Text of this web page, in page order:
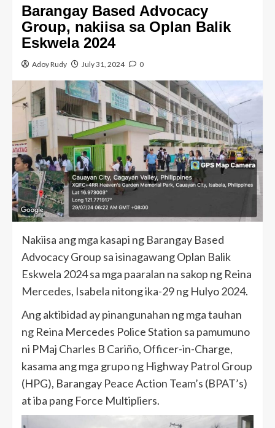
Barangay Based Advocacy
Group, nakiisa sa Oplan Balik
Eskwela 2024
Adoy Rudy July 31, 2024 0
Nakiisa ang mga kasapi ng Barangay Based
Advocacy Group sa isinagawang Oplan Balik
Eskwela 2024 sa mga paaralan na sakop ng Reina
Mercedes, Isabela nitong ika-29 ng Hulyo 2024.
Ang aktibidad ay pinangunahan ng mga tauhan
ng Reina Mercedes Police Station sa pamumuno
ni PMaj Charles B Cariño, Officer-in-Charge,
kasama ang mga grupo ng Highway Patrol Group
(HPG), Barangay Peace Action Team’s (BPAT’s)
at iba pang Force Multipliers.